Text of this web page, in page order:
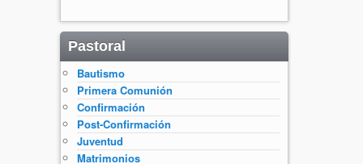
Pastoral
Bautismo
Primera Comunión
Confirmación
Post-Confirmación
Juventud
Matrimonios